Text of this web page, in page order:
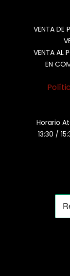
VENTA DE
VENTA AL
EN
Horario
13:30 /